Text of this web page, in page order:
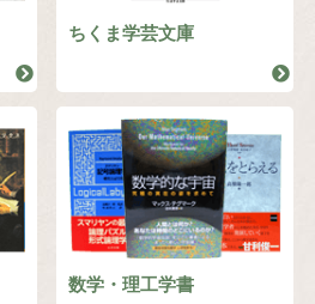
ちくま学芸文庫
数学・理工学書